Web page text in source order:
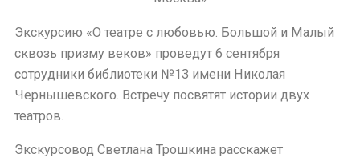
Экскурсию «О театре с любовью. Большой и Малый
сквозь призму веков» проведут 6 сентября
сотрудники библиотеки №13 имени Николая
Чернышевского. Встречу посвятят истории двух
театров.
Экскурсовод Светлана Трошкина расскажет